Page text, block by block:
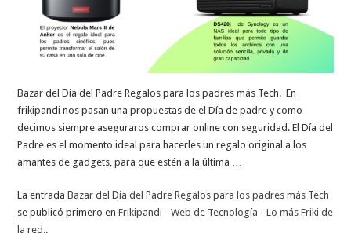
Bazar del Día del Padre Regalos para los padres más Tech. En
frikipandi nos pasan una propuestas de el Día de padre y como
decimos siempre aseguraros comprar online con seguridad. El Día del
Padre es el momento ideal para hacerles un regalo original a los
amantes de gadgets, para que estén a la última …
La entradaBazar del Día del Padre Regalos para los padres más Tech
se publicó primero enFrikipandi - Web de Tecnología - Lo más Friki de
la red..